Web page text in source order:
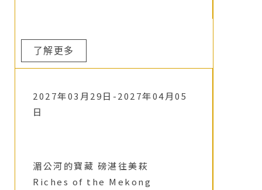
了解更多
2027年03月29日-2027年04月05
日
湄公河的寶藏 磅湛往美萩
Riches of the Mekong